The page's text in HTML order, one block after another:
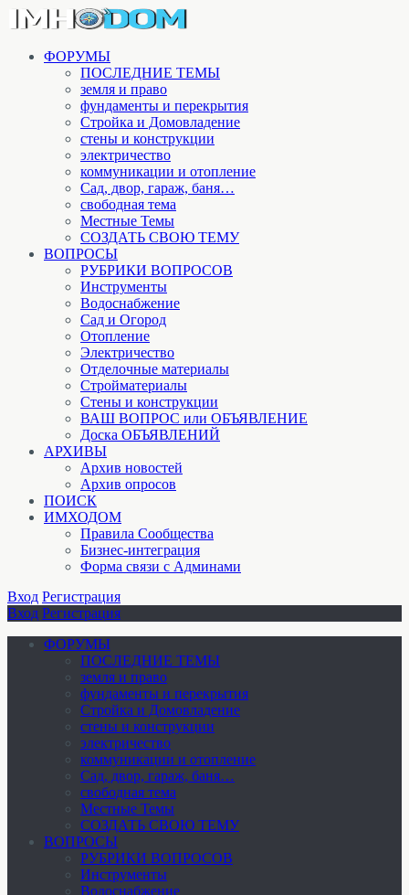
ФОРУМЫ
ПОСЛЕДНИЕ ТЕМЫ
земля и право
фундаменты и перекрытия
Стройка и Домовладение
стены и конструкции
электричество
коммуникации и отопление
Cад, двор, гараж, баня…
свободная тема
Местные Темы
СОЗДАТЬ СВОЮ ТЕМУ
ВОПРОСЫ
РУБРИКИ ВОПРОСОВ
Инструменты
Водоснабжение
Сад и Огород
Отопление
Электричество
Отделочные материалы
Стройматериалы
Стены и конструкции
ВАШ ВОПРОС или ОБЪЯВЛЕНИЕ
Доска ОБЪЯВЛЕНИЙ
АРХИВЫ
Архив новостей
Архив опросов
ПОИСК
ИМХОДОМ
Правила Сообщества
Бизнес-интеграция
Форма связи с Админами
Вход Регистрация
Вход Регистрация
ФОРУМЫ
ПОСЛЕДНИЕ ТЕМЫ
земля и право
фундаменты и перекрытия
Стройка и Домовладение
стены и конструкции
электричество
коммуникации и отопление
Cад, двор, гараж, баня…
свободная тема
Местные Темы
СОЗДАТЬ СВОЮ ТЕМУ
ВОПРОСЫ
РУБРИКИ ВОПРОСОВ
Инструменты
Водоснабжение